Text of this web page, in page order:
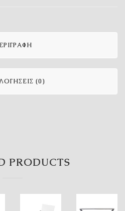
(0)
PRODUCTS